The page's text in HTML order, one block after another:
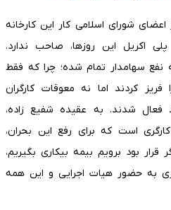
اعضای شورای اسلامی کار این کارخانه
اکریل این روزها، صاحب ندارد.
سهامدار تمام شده؛ چرا که فقط
کردند اما نه معوقات کارگران
شدند. به عقیده شفیع زاده،
است که برای رفع این بحران،
بود برویم بیمه بیکاری بگیریم،
به حضور هیات اجرایی و این همه